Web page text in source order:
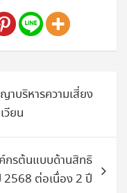
บริหารความเสี่ยง
วียน
กรต้นแบบด้านสิทธิ
2568 ต่อเนื่อง 2 ปี